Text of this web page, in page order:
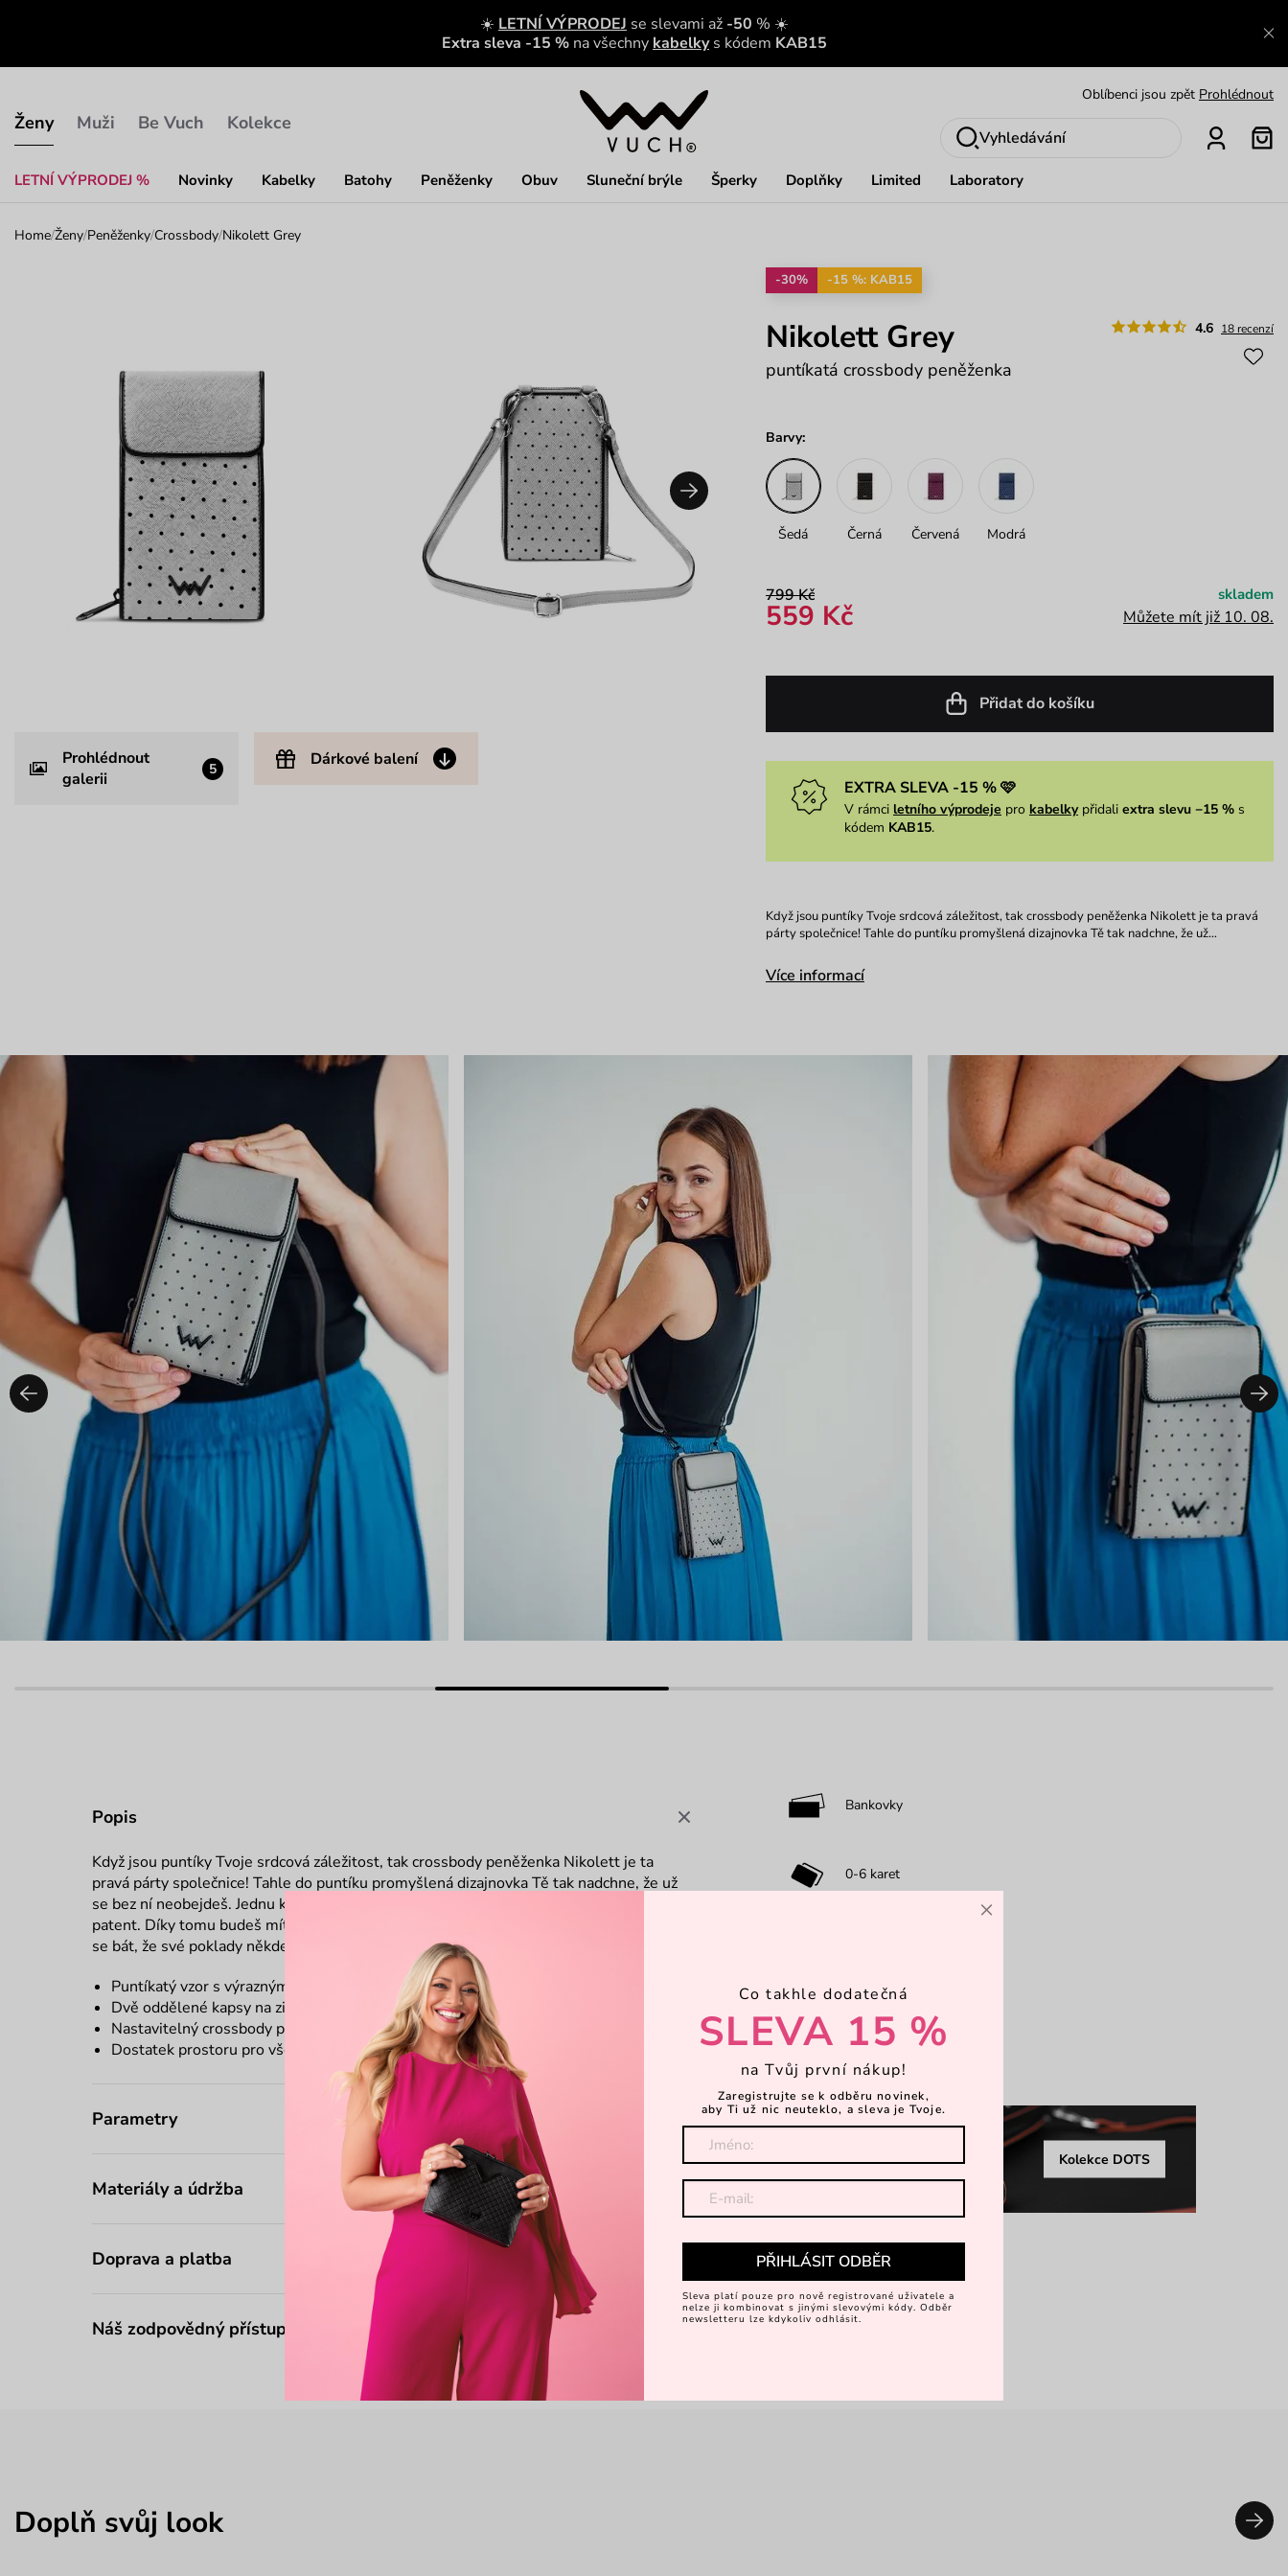
☀️ LETNÍ VÝPRODEJ se slevami až -50 % ☀️
Extra sleva -15 % na všechny kabelkys kódem KAB15
Ženy
LETNÍ VÝPRODEJ % Novinky Kabelky Batohy Peněženky Obuv Sluneční brýle Šperky Doplňky Limited Laboratory
Muži Be Vuch Kolekce
Nech se inspirovat Ukázat
Vyhledávání
Home/Ženy/Peněženky/Crossbody/Nikolett Grey
Prohlédnout
galerii
5 Dárkové balení
-30% -15 %: KAB15
4.6 18 recenzí
Nikolett Grey
puntíkatá crossbody peněženka
Barvy:
Šedá Černá Červená Modrá
799 Kč
559 Kč
skladem
Můžete mít již 10. 08.
Přidat do košíku
EXTRA SLEVA -15 % 🩷
V rámci letního výprodeje pro kabelkypřidali extra slevu −15 %s
kódem KAB15.
Když jsou puntíky Tvoje srdcová záležitost, tak crossbody peněženka Nikolett je ta pravá
párty společnice! Tahle do puntíku promyšlená dizajnovka Tě tak nadchne, že už…
Více informací
Popis
Když jsou puntíky Tvoje srdcová záležitost, tak crossbody peněženka Nikolett je ta
pravá párty společnice! Tahle do puntíku promyšlená dizajnovka Tě tak nadchne, že už
se bez ní neobejdeš. Jednu kapsu má chráněnou zipem a druhou stylovou klopou na
patent. Díky tomu budeš mít klíče, mobil i další nezbytnosti vždycky po ruce a nemusíš
se bát, že své poklady někde vytrousíš.
Puntíkatý vzor s výrazným kovovým logem Vuch
Dvě oddělené kapsy na zip a na patent
Nastavitelný crossbody popruh
Dostatek prostoru pro všechno, co nutně potřebuješ
Parametry
Materiály a údržba
Doprava a platba
Náš zodpovědný přístup
Bankovky
0-6 karet
Dárkové balení
Objevte více
Kolekce DOTS
Doplň svůj look
×
Co takhle dodatečná
SLEVA 15 %
na Tvůj první nákup!
Zaregistrujte se k odběru novinek,
aby Ti už nic neuteklo, a sleva je Tvoje.
PŘIHLÁSIT ODBĚR
Sleva platí pouze pro nově registrované uživatele a
nelze ji kombinovat s jinými slevovými kódy. Odběr
newsletteru lze kdykoliv odhlásit.